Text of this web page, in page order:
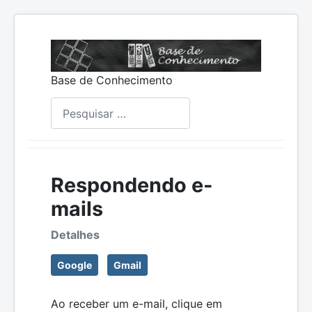
Base de Conhecimento
Respondendo e-
mails
Detalhes
Google Gmail
Ao receber um e-mail, clique em